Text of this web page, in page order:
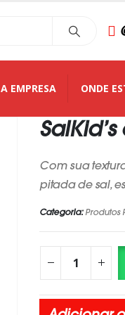
A EMPRESA ONDE
Com sua
pitada de sal,
Categoria: Produtos